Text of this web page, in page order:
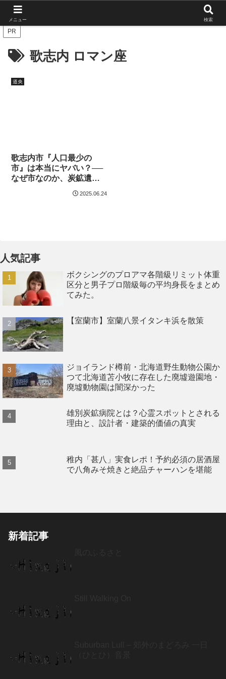
PR
歌志内 ロマン座
道央
歌志内市『人口最少の
市』は本当にヤバい？──
なぜ市なのか、炭鉱遺産
2025.06.24
人気記事
ボクシングのプロアマ各階級リミット体重
区分と男子プロ階級毎の平均身長をまとめ
てみた。
【室蘭市】室蘭八景イタンキ浜を散策
ジョイランド樽前・北海道野生動物公園か
つて北海道苫小牧に存在した廃墟遊園地・
廃墟動物園は闇深かった
雄別炭鉱病院とは？心霊スポットとされる
理由と、設計者・建築的価値の真実
稚内「甚八」実食レポ！予約必須の居酒屋
で八角みそ焼きと絶品チャーハンを堪能
新着記事
メニュー 検索